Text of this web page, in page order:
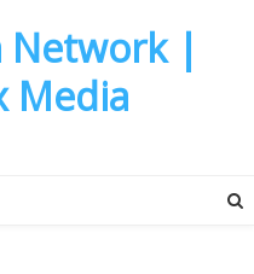
Network |
Media